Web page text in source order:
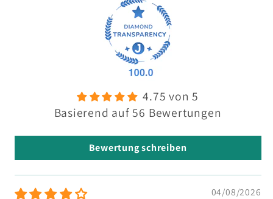
4.75 von 5
Basierend auf 56 Bewertungen
Bewertung schreiben
04/08/2026